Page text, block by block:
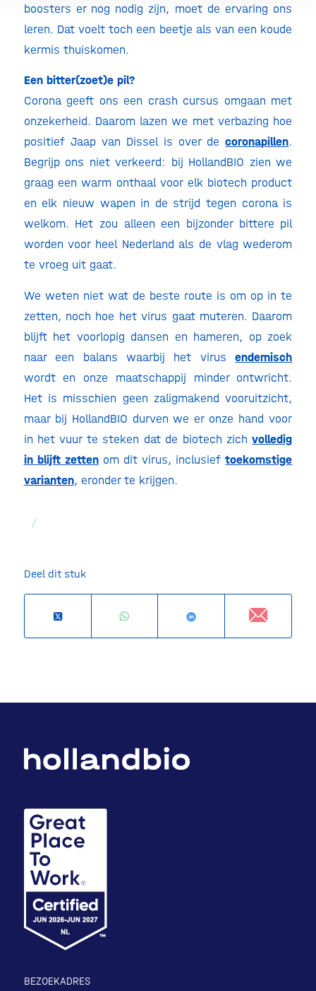
boosters er nog nodig zijn, moet de ervaring ons
leren. Dat voelt toch een beetje als van een koude
kermis thuiskomen.
Een bitter(zoet)e pil?
Corona geeft ons een crash cursus omgaan met
onzekerheid. Daarom lazen we met verbazing hoe
positief Jaap van Dissel is over decoronapillen.
Begrijp ons niet verkeerd: bij HollandBIO zien we
graag een warm onthaal voor elk biotech product
en elk nieuw wapen in de strijd tegen corona is
welkom. Het zou alleen een bijzonder bittere pil
worden voor heel Nederland als de vlag wederom
te vroeg uit gaat.
We weten niet wat de beste route is om op in te
zetten, noch hoe het virus gaat muteren. Daarom
blijft het voorlopig dansen en hameren, op zoek
naar een balans waarbij het virusendemisch
wordt en onze maatschappij minder ontwricht.
Het is misschien geen zaligmakend vooruitzicht,
maar bij HollandBIO durven we er onze hand voor
in het vuur te steken dat de biotech zichvolledig
in blijft zettenom dit virus, inclusieftoekomstige
varianten, eronder te krijgen.
/
Deel dit stuk
BEZOEKADRES